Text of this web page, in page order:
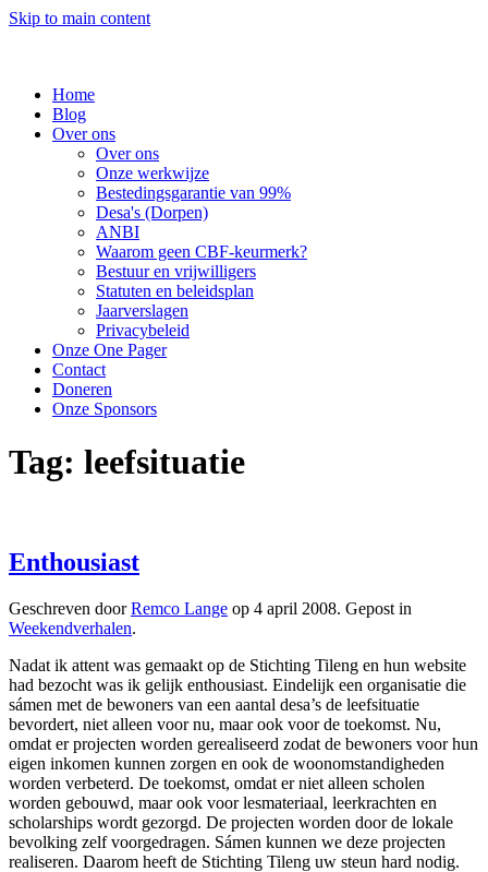
Skip to main content
Home
Blog
Over ons
Over ons
Onze werkwijze
Bestedingsgarantie van 99%
Desa's (Dorpen)
ANBI
Waarom geen CBF-keurmerk?
Bestuur en vrijwilligers
Statuten en beleidsplan
Jaarverslagen
Privacybeleid
Onze One Pager
Contact
Doneren
Onze Sponsors
Tag: leefsituatie
Enthousiast
Geschreven doorRemco Lange op 4 april 2008. Gepost in
Weekendverhalen.
Nadat ik attent was gemaakt op de Stichting Tileng en hun website
had bezocht was ik gelijk enthousiast. Eindelijk een organisatie die
sámen met de bewoners van een aantal desa’s de leefsituatie
bevordert, niet alleen voor nu, maar ook voor de toekomst. Nu,
omdat er projecten worden gerealiseerd zodat de bewoners voor hun
eigen inkomen kunnen zorgen en ook de woonomstandigheden
worden verbeterd. De toekomst, omdat er niet alleen scholen
worden gebouwd, maar ook voor lesmateriaal, leerkrachten en
scholarships wordt gezorgd. De projecten worden door de lokale
bevolking zelf voorgedragen. Sámen kunnen we deze projecten
realiseren. Daarom heeft de Stichting Tileng uw steun hard nodig.